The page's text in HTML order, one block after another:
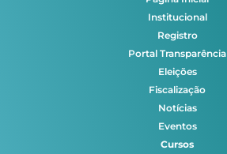
Institucional
Registro
Portal Transparência
Eleições
Fiscalização
Notícias
Eventos
Cursos